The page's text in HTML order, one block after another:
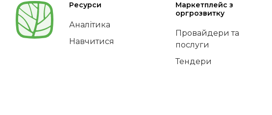
Ресурси
Аналітика
Навчитися
Маркетплейс з
оргрозвитку
Провайдери та
послуги
Тендери